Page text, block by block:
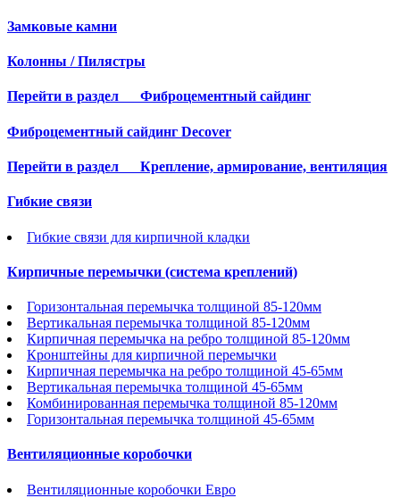
Замковые камни
Колонны / Пилястры
Перейти в раздел Фиброцементный сайдинг
Фиброцементный сайдинг Decover
Перейти в раздел Крепление, армирование, вентиляция
Гибкие связи
Гибкие связи для кирпичной кладки
Кирпичные перемычки (система креплений)
Горизонтальная перемычка толщиной 85-120мм
Вертикальная перемычка толщиной 85-120мм
Кирпичная перемычка на ребро толщиной 85-120мм
Кронштейны для кирпичной перемычки
Кирпичная перемычка на ребро толщиной 45-65мм
Вертикальная перемычка толщиной 45-65мм
Комбинированная перемычка толщиной 85-120мм
Горизонтальная перемычка толщиной 45-65мм
Вентиляционные коробочки
Вентиляционные коробочки Евро